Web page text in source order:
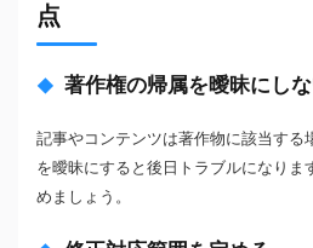
点
著作権の帰属を曖昧にし
記事やコンテンツは著作物に該当する
を曖昧にすると後日トラブルになりま
めましょう。